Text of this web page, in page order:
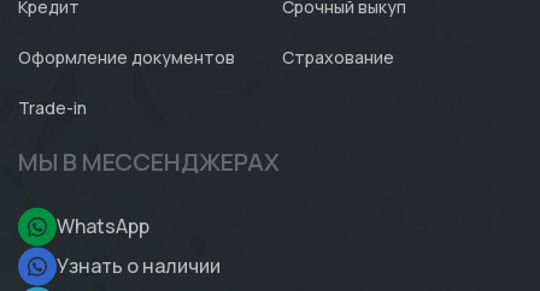
Кредит Срочный выкуп
Оформление документов Страхование
Trade-in
МЫ В МЕССЕНДЖЕРАХ
WhatsApp
Узнать о наличии